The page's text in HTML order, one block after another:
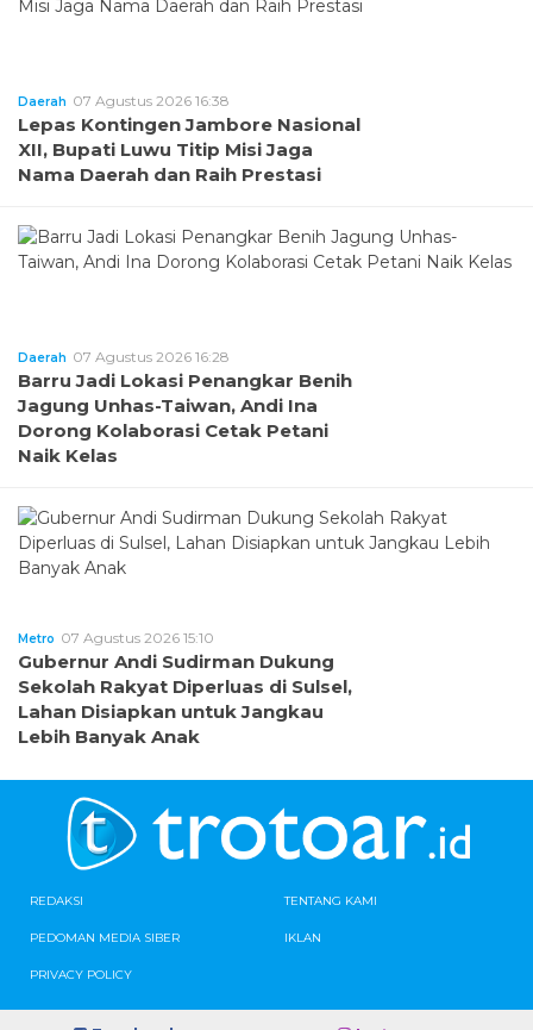
Daerah 07 Agustus 2026 16:38
Lepas Kontingen Jambore Nasional
XII, Bupati Luwu Titip Misi Jaga
Nama Daerah dan Raih Prestasi
Daerah 07 Agustus 2026 16:28
Barru Jadi Lokasi Penangkar Benih
Jagung Unhas-Taiwan, Andi Ina
Dorong Kolaborasi Cetak Petani
Naik Kelas
Metro 07 Agustus 2026 15:10
Gubernur Andi Sudirman Dukung
Sekolah Rakyat Diperluas di Sulsel,
Lahan Disiapkan untuk Jangkau
Lebih Banyak Anak
REDAKSI TENTANG KAMI
PEDOMAN MEDIA SIBER IKLAN
PRIVACY POLICY